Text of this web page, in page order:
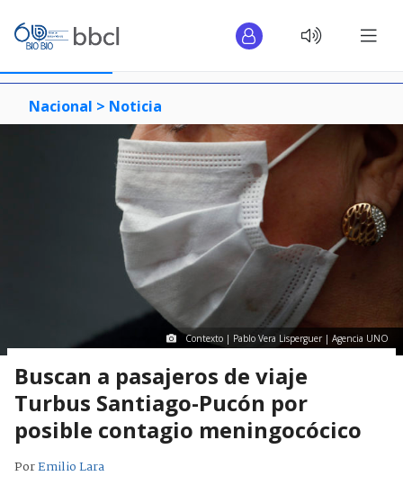
Nacional > Noticia
Contexto | Pablo Vera Lisperguer | Agencia UNO
Buscan a pasajeros de viaje
Turbus Santiago-Pucón por
posible contagio meningocócico
PorEmilio Lara